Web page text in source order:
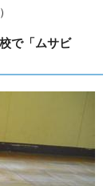
で「ムサビ